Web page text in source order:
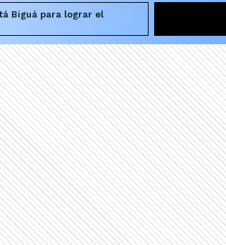
Biguá para lograr el